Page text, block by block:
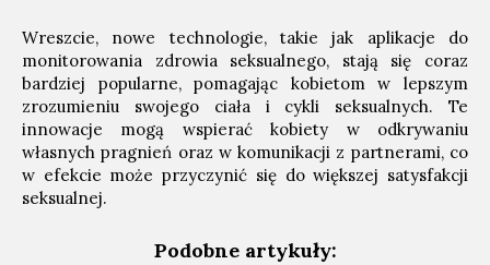
Wreszcie, nowe technologie, takie jak aplikacje do
monitorowania zdrowia seksualnego, stają się coraz
bardziej popularne, pomagając kobietom w lepszym
zrozumieniu swojego ciała i cykli seksualnych. Te
innowacje mogą wspierać kobiety w odkrywaniu
własnych pragnień oraz w komunikacji z partnerami, co
w efekcie może przyczynić się do większej satysfakcji
seksualnej.
Podobne artykuły: